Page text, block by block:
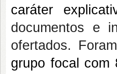
caráter
documentos e
ofertados.
grupo focal com